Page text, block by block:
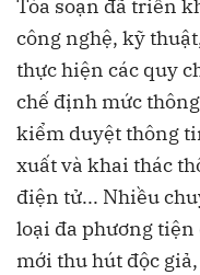
Tòa soạn đã triển
công nghệ, kỹ
thực hiện các quy
chế định mức
kiểm duyệt thông
xuất và khai thác
điện tử... Nhiều
loại đa phương tiện
mới thu hút độc